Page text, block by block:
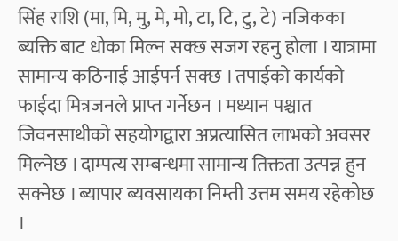
सिंह राशि (मा, मि, मु, मे, मो, टा, टि, टु, टे) नजिकका
ब्यक्ति बाट धोका मिल्न सक्छ सजग रहनु होला । यात्रामा
सामान्य कठिनाई आईपर्न सक्छ । तपाईको कार्यको
फाईदा मित्रजनले प्राप्त गर्नेछन । मध्यान पश्चात
जिवनसाथीको सहयोगद्वारा अप्रत्यासित लाभको अवसर
मिल्नेछ । दाम्पत्य सम्बन्धमा सामान्य तिक्तता उत्पन्न हुन
सक्नेछ । ब्यापार ब्यवसायका निम्ती उत्तम समय रहेकोछ
।